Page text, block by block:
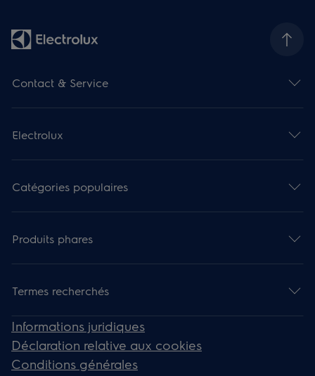
Contact & Service
Electrolux
Catégories populaires
Produits phares
Termes recherchés
Informations juridiques
Déclaration relative aux cookies
Conditions générales